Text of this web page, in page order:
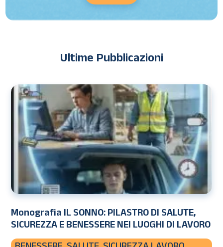
Ultime Pubblicazioni
Monografia IL SONNO: PILASTRO DI SALUTE,
SICUREZZA E BENESSERE NEI LUOGHI DI LAVORO